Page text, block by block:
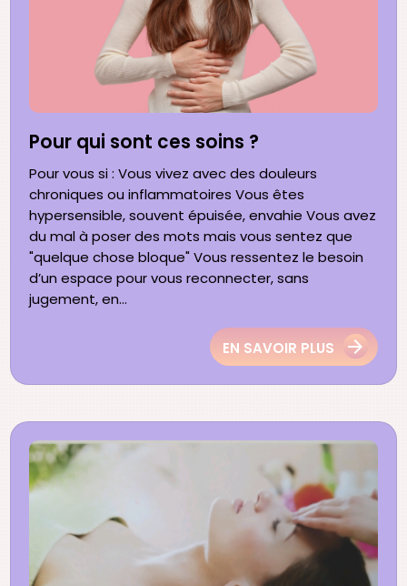
Pour qui sont ces soins ?
Pour vous si : Vous vivez avec des douleurs
chroniques ou inflammatoires Vous êtes
hypersensible, souvent épuisée, envahie Vous avez
du mal à poser des mots mais vous sentez que
"quelque chose bloque" Vous ressentez le besoin
d’un espace pour vous reconnecter, sans
jugement, en...
EN SAVOIR PLUS